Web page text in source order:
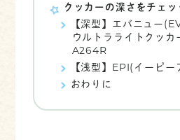
クッカーの深さをチェッ
【深型】エバニュー
ウルトラライトクッ
A264R
【浅型】EPI(イーピー
おわりに